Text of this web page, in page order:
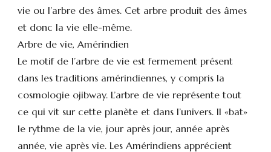
vie ou l’arbre des âmes. Cet arbre produit des âmes
et donc la vie elle-même.
Arbre de vie, Amérindien
Le motif de l’arbre de vie est fermement présent
dans les traditions amérindiennes, y compris la
cosmologie ojibway. L’arbre de vie représente tout
ce qui vit sur cette planète et dans l’univers. Il «bat»
le rythme de la vie, jour après jour, année après
année, vie après vie. Les Amérindiens apprécient